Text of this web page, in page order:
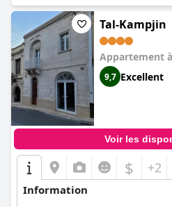
Tal-Kampjin
Appartement à
9,7 Excellent
Voir les
$ +2
Information